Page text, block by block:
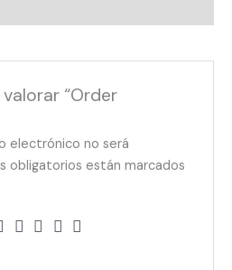
“Order
electrónico no será
obligatorios están marcados